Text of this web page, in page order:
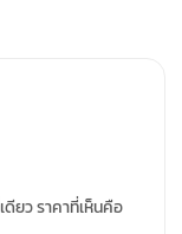
ยว ราคาที่เห็นคือ